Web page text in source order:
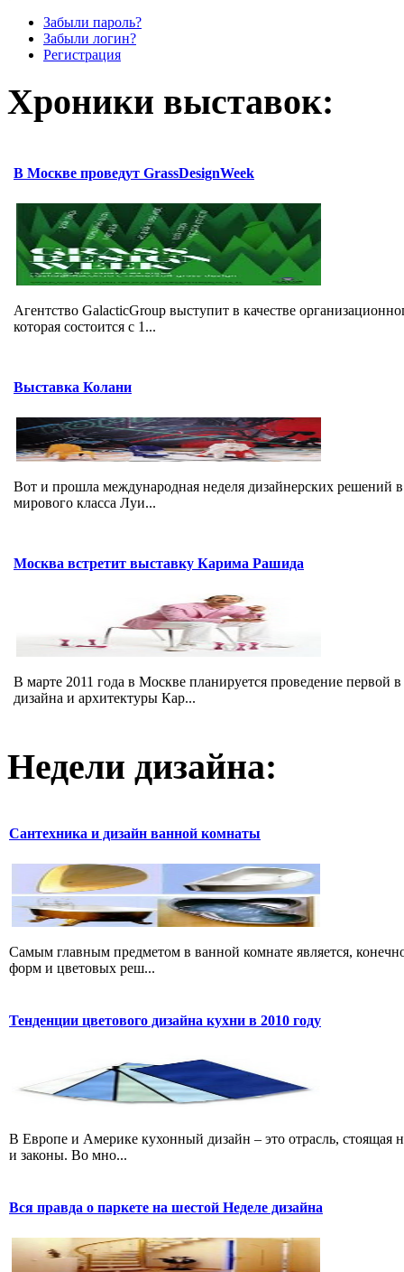
Забыли пароль?
Забыли логин?
Регистрация
Хроники выставок:
В Москве проведут GrassDesignWeek
Агентство GalacticGroup выступит в качестве
которая состоится с 1...
Выставка Колани
Вот и прошла международная неделя дизайнерских решений
мирового класса Луи...
Москва встретит выставку Карима Рашида
В марте 2011 года в Москве планируется проведение
дизайна и архитектуры Кар...
Недели дизайна:
Сантехника и дизайн ванной комнаты
Самым главным предметом в ванной комнате является,
форм и цветовых реш...
Тенденции цветового дизайна кухни в 2010 году
В Европе и Америке кухонный дизайн – это отрасль, стоящая
и законы. Во мно...
Вся правда о паркете на шестой Неделе дизайна